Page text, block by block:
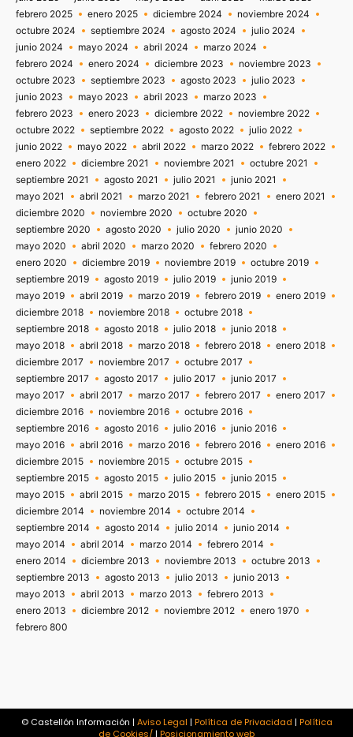
febrero 2025
enero 2025 diciembre 2024
noviembre 2024
octubre 2024
septiembre 2024 agosto 2024
julio 2024
junio 2024
mayo 2024 abril 2024
marzo 2024
febrero 2024
enero 2024 diciembre 2023
noviembre 2023
octubre 2023
septiembre 2023 agosto 2023
julio 2023
junio 2023
mayo 2023 abril 2023
marzo 2023
febrero 2023
enero 2023 diciembre 2022
noviembre 2022
octubre 2022
septiembre 2022 agosto 2022
julio 2022
junio 2022
mayo 2022 abril 2022 marzo 2022
febrero 2022
enero 2022
diciembre 2021 noviembre 2021
octubre 2021
septiembre 2021
agosto 2021 julio 2021
junio 2021
mayo 2021
abril 2021 marzo 2021 febrero 2021
enero 2021
diciembre 2020
noviembre 2020
octubre 2020
septiembre 2020
agosto 2020 julio 2020
junio 2020
mayo 2020
abril 2020 marzo 2020
febrero 2020
enero 2020
diciembre 2019 noviembre 2019
octubre 2019
septiembre 2019
agosto 2019 julio 2019
junio 2019
mayo 2019
abril 2019 marzo 2019 febrero 2019
enero 2019
diciembre 2018
noviembre 2018
octubre 2018
septiembre 2018
agosto 2018 julio 2018
junio 2018
mayo 2018
abril 2018 marzo 2018 febrero 2018
enero 2018
diciembre 2017
noviembre 2017
octubre 2017
septiembre 2017
agosto 2017 julio 2017
junio 2017
mayo 2017
abril 2017 marzo 2017 febrero 2017
enero 2017
diciembre 2016
noviembre 2016
octubre 2016
septiembre 2016
agosto 2016 julio 2016
junio 2016
mayo 2016
abril 2016 marzo 2016 febrero 2016
enero 2016
diciembre 2015
noviembre 2015
octubre 2015
septiembre 2015
agosto 2015 julio 2015
junio 2015
mayo 2015
abril 2015 marzo 2015 febrero 2015
enero 2015
diciembre 2014
noviembre 2014
octubre 2014
septiembre 2014
agosto 2014 julio 2014
junio 2014
mayo 2014
abril 2014 marzo 2014
febrero 2014
enero 2014
diciembre 2013 noviembre 2013
octubre 2013
septiembre 2013
agosto 2013 julio 2013
junio 2013
mayo 2013
abril 2013 marzo 2013
febrero 2013
enero 2013
diciembre 2012 noviembre 2012
enero 1970
febrero 800
© Castellón Información | Aviso Legal | Política de Privacidad | Política
de Cookies/| Posicionamiento web